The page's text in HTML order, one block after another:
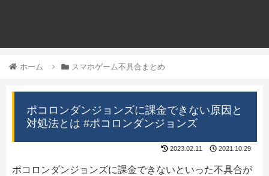
ホーム スマホゲーム不具合まとめ
ポコロンダンジョンズに課金できない原因と
対処法とは #ポコロンダンジョンズ
2023.02.11 2021.10.29
ポコロンダンジョンズに課金できないといった不具合が